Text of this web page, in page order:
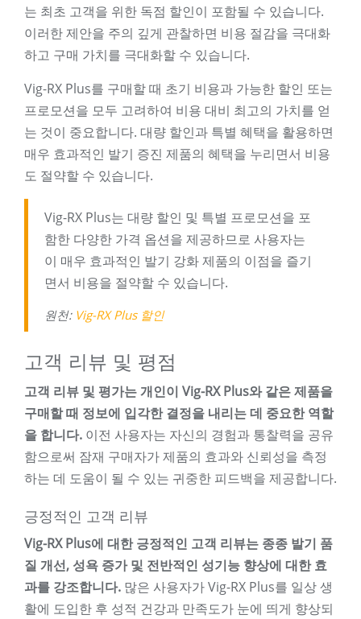
는 최초 고객을 위한 독점 할인이 포함될 수 있습니다.
이러한 제안을 주의 깊게 관찰하면 비용 절감을 극대화
하고 구매 가치를 극대화할 수 있습니다.
Vig-RX Plus를 구매할 때 초기 비용과 가능한 할인 또는
프로모션을 모두 고려하여 비용 대비 최고의 가치를 얻
는 것이 중요합니다. 대량 할인과 특별 혜택을 활용하면
매우 효과적인 발기 증진 제품의 혜택을 누리면서 비용
도 절약할 수 있습니다.
Vig-RX Plus는 대량 할인 및 특별 프로모션을 포
함한 다양한 가격 옵션을 제공하므로 사용자는
이 매우 효과적인 발기 강화 제품의 이점을 즐기
면서 비용을 절약할 수 있습니다.
원천: Vig-RX Plus 할인
고객 리뷰 및 평점
고객 리뷰 및 평가는 개인이 Vig-RX Plus와 같은 제품을
구매할 때 정보에 입각한 결정을 내리는 데 중요한 역할
을 합니다. 이전 사용자는 자신의 경험과 통찰력을 공유
함으로써 잠재 구매자가 제품의 효과와 신뢰성을 측정
하는 데 도움이 될 수 있는 귀중한 피드백을 제공합니다.
긍정적인 고객 리뷰
Vig-RX Plus에 대한 긍정적인 고객 리뷰는 종종 발기 품
질 개선, 성욕 증가 및 전반적인 성기능 향상에 대한 효
과를 강조합니다. 많은 사용자가 Vig-RX Plus를 일상 생
활에 도입한 후 성적 건강과 만족도가 눈에 띄게 향상되